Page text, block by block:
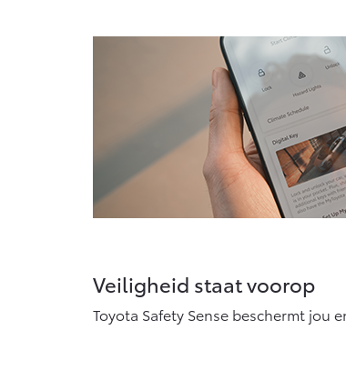
Veiligheid staat voorop
Toyota Safety Sense beschermt jou